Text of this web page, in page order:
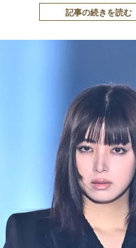
記事の続きを読む